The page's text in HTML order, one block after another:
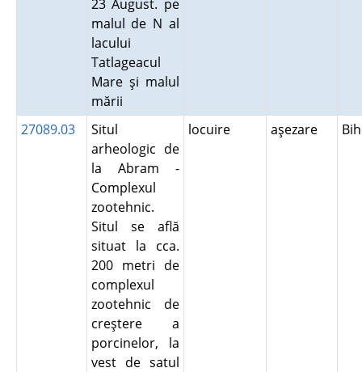
23 August. pe
malul de N al
lacului
Tatlageacul
Mare şi malul
mării
27089.03
Situl
arheologic de
la Abram -
Complexul
zootehnic.
Situl se află
situat la cca.
200 metri de
complexul
zootehnic de
creştere a
porcinelor, la
vest de satul
locuire aşezare